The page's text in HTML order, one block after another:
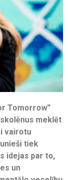
Tomorrow”
meklēt
vairotu
tiek
idejas par to,
un